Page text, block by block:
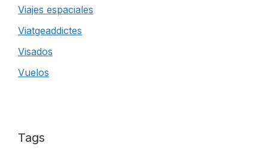
Viajes espaciales
Viatgeaddictes
Visados
Vuelos
Tags